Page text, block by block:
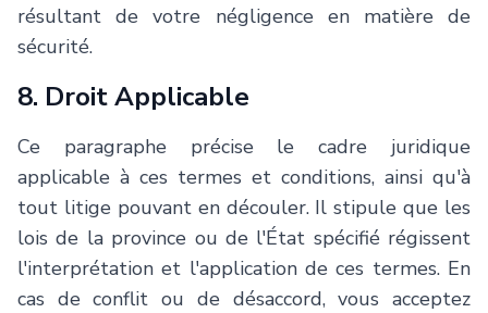
résultant de votre négligence en matière de
sécurité.
8. Droit Applicable
Ce paragraphe précise le cadre juridique
applicable à ces termes et conditions, ainsi qu'à
tout litige pouvant en découler. Il stipule que les
lois de la province ou de l'État spécifié régissent
l'interprétation et l'application de ces termes. En
cas de conflit ou de désaccord, vous acceptez